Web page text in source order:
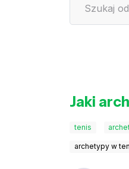
Jaki
tenis
archetypy w